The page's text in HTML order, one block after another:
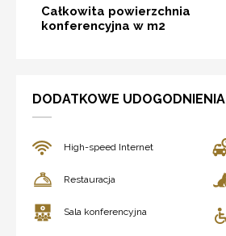
Całkowita powierzchnia
konferencyjna w m2
DODATKOWE UDOGODNIENIA
High-speed Internet
Restauracja
Sala konferencyjna